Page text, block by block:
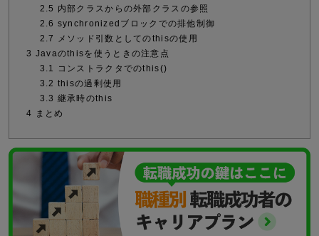
2.5 内部クラスからの外部クラスの参照
2.6 synchronizedブロックでの排他制御
2.7
メソッド引数としてのthisの使用
3 Javaのthisを使うときの注意点
3.1
コンストラクタでのthis()
3.2 thisの過剰使用
3.3 継承時のthis
4 まとめ